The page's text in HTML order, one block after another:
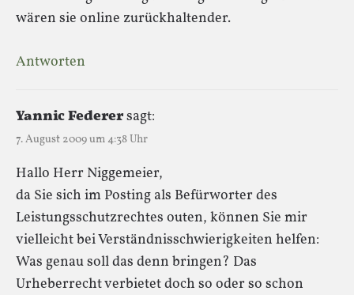
wären sie online zurückhaltender.
Antworten
Yannic Federersagt:
7. August 2009 um 4:38 Uhr
Hallo Herr Niggemeier,
da Sie sich im Posting als Befürworter des
Leistungsschutzrechtes outen, können Sie mir
vielleicht bei Verständnisschwierigkeiten helfen:
Was genau soll das denn bringen? Das
Urheberrecht verbietet doch so oder so schon